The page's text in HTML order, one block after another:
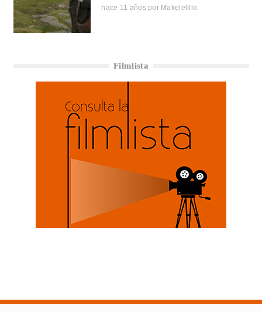
hace 11 años por Makelelillo
Filmlista